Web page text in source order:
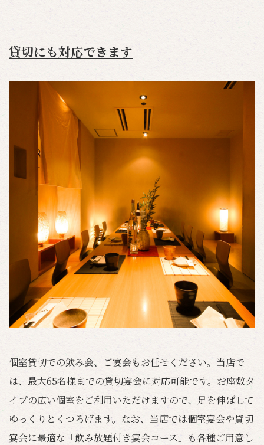
貸切にも対応できます
個室貸切での飲み会、ご宴会もお任せください。当店で
は、最大65名様までの貸切宴会に対応可能です。お座敷タ
イプの広い個室をご利用いただけますので、足を伸ばして
ゆっくりとくつろげます。なお、当店では個室宴会や貸切
宴会に最適な「飲み放題付き宴会コース」も各種ご用意し